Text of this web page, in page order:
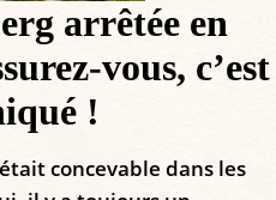
arrêtée en
vous, c’est
!
concevable dans les